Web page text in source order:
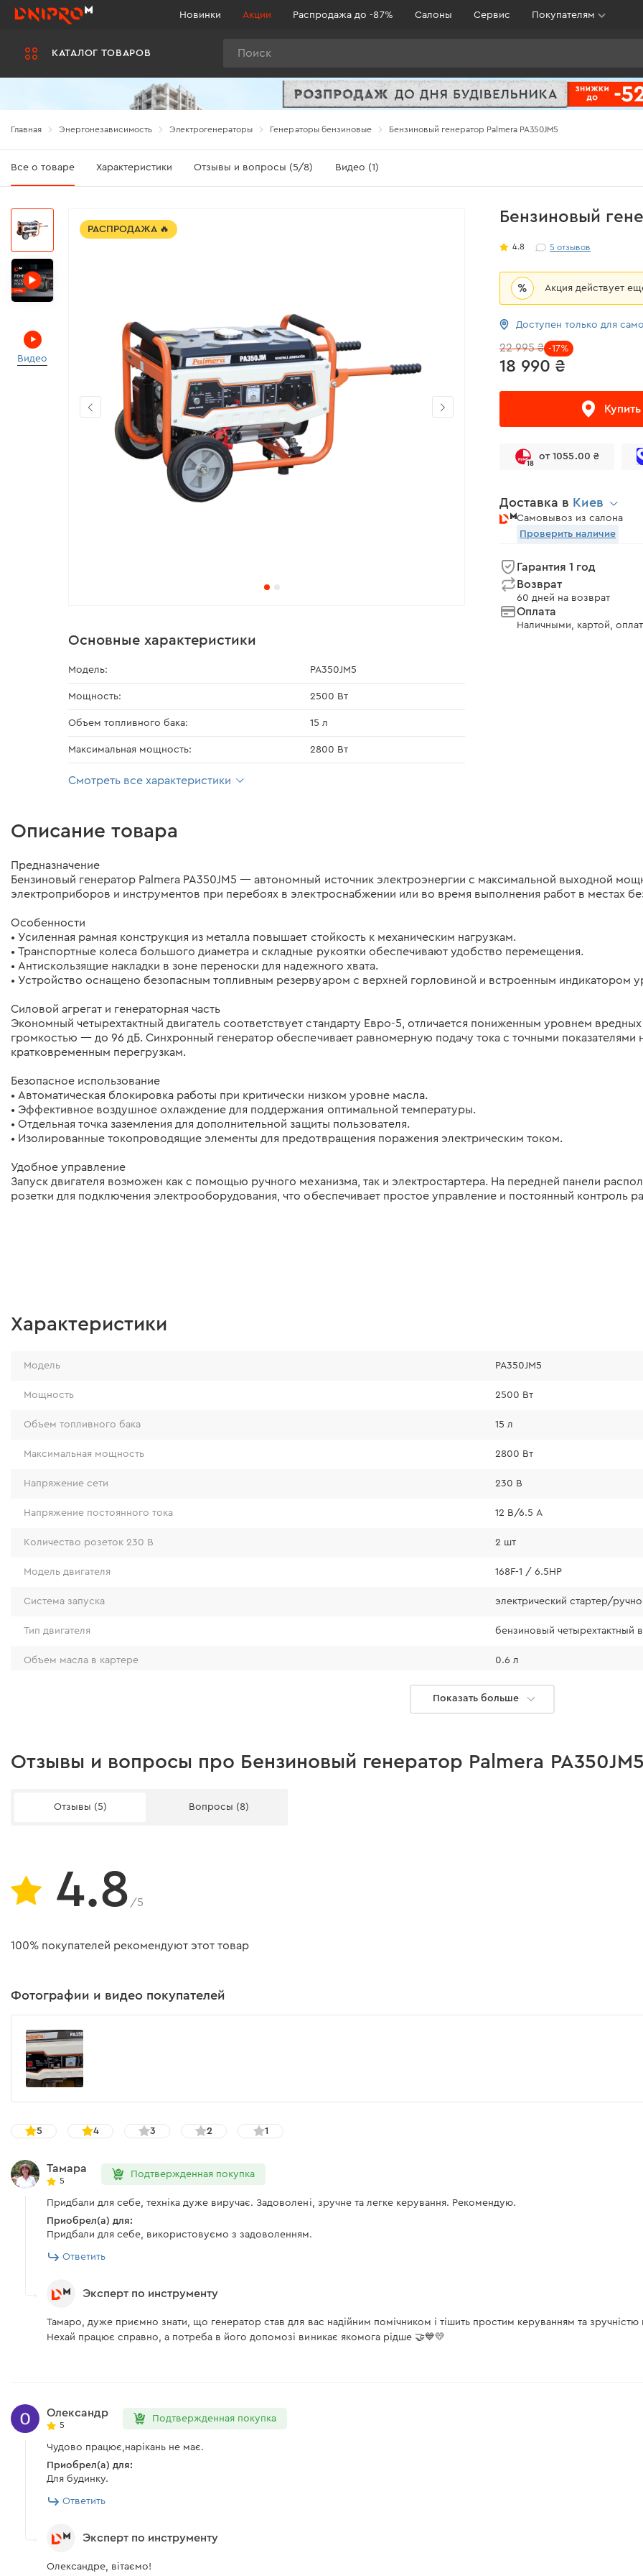
КАТАЛОГ ТОВАРОВ
Новинки Акции Распродажа до -87% Салоны Сервис Покупателям
Главная Энергонезависимость Электрогенераторы Генераторы бензиновые Бензиновый генератор Palmera PA350JМ5
Все о товаре Характеристики Отзывы и вопросы (5/8) Видео (1)
Бензиновый
4.8 5отзывов
% Акция действует
Доступен только для
18 990 ₴
22 995 ₴ -17%
Купить
18
от 1055.00 ₴
Доставка в Киев
Самовывоз из салона
Проверить наличие
Гарантия 1 год
Возврат
60 дней на возврат
Оплата
Наличными, картой,
Видео
РАСПРОДАЖА 🔥
Основные характеристики
Модель: PA350JМ5
Мощность: 2500 Вт
Объем топливного бака: 15 л
Максимальная мощность: 2800 Вт
Смотреть все характеристики
Описание товара
Предназначение
Бензиновый генератор Palmera PA350JM5 — автономный источник электроэнергии с максимальной выходной
электроприборов и инструментов при перебоях в электроснабжении или во время выполнения работ в местах
Особенности
• Усиленная рамная конструкция из металла повышает стойкость к механическим нагрузкам.
• Транспортные колеса большого диаметра и складные рукоятки обеспечивают удобство перемещения.
• Антискользящие накладки в зоне переноски для надежного хвата.
• Устройство оснащено безопасным топливным резервуаром с верхней горловиной и встроенным индикатором
Силовой агрегат и генераторная часть
Экономный четырехтактный двигатель соответствует стандарту Евро-5, отличается пониженным уровнем
громкостью — до 96 дБ. Синхронный генератор обеспечивает равномерную подачу тока с точными
кратковременным перегрузкам.
Безопасное использование
• Автоматическая блокировка работы при критически низком уровне масла.
• Эффективное воздушное охлаждение для поддержания оптимальной температуры.
• Отдельная точка заземления для дополнительной защиты пользователя.
• Изолированные токопроводящие элементы для предотвращения поражения электрическим током.
Удобное управление
Запуск двигателя возможен как с помощью ручного механизма, так и электростартера. На передней панели
розетки для подключения электрооборудования, что обеспечивает простое управление и постоянный контроль
Характеристики
Модель PA350JМ5
Мощность 2500 Вт
Объем топливного бака 15 л
Максимальная мощность 2800 Вт
Напряжение сети 230 В
Напряжение постоянного тока 12 В/6.5 А
Количество розеток 230 В 2 шт
Модель двигателя 168F-1 / 6.5HP
Система запуска электрический стартер/
Тип двигателя бензиновый четырехтактный
Объем масла в картере 0.6 л
Тип охлаждения
Комплектация
Штепсельная вилка
Инструкция
Колеса
Комплект винтов крепления клемм аккумулятора
Комплект для установки колес
Свечной ключ
Инструкция пользователя
Показать больше
Отзывы и вопросы про Бензиновый генератор Palmera
Отзывы (5) Вопросы (8)
4.8 /5
100% покупателей рекомендуют этот товар
Фотографии и видео покупателей
5 4 3 2 1
Тамара
5
Подтвержденная покупка
Придбали для себе, техніка дуже виручає. Задоволені, зручне та легке керування. Рекомендую.
Приобрел(а) для:
Придбали для себе, використовуємо з задоволенням.
Ответить
Эксперт по инструменту
Тамаро, дуже приємно знати, що генератор став для вас надійним помічником і тішить простим керуванням та зручністю
Нехай працює справно, а потреба в його допомозі виникає якомога рідше 🤝💙💛
Олександр
5
Подтвержденная покупка
Чудово працює,нарікань не має.
Приобрел(а) для:
Для будинку.
Ответить
Эксперт по инструменту
Олександре, вітаємо!